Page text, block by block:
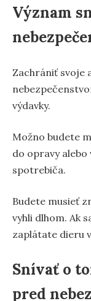
Význam
Zachrániť svoje
výdavky.
Možno budete
do opravy alebo
spotrebiča.
Budete musieť
vyhli dlhom. Ak
zaplátate dieru
Snívať o
pred